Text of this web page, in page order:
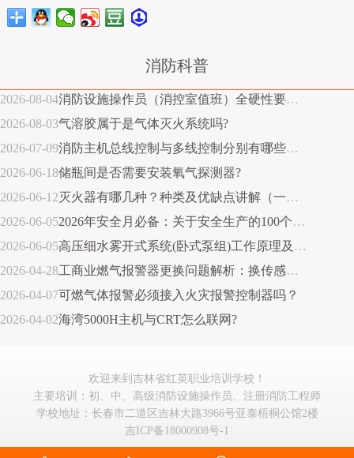
消防科普
2026-08-04消防设施操作员（消控室值班）全硬性要求指南
2026-08-03气溶胶属于是气体灭火系统吗?
2026-07-09消防主机总线控制与多线控制分别有哪些优缺点？
2026-06-18储瓶间是否需要安装氧气探测器?
2026-06-12灭火器有哪几种？种类及优缺点讲解（一张图说明）
2026-06-052026年安全月必备：关于安全生产的100个常识
2026-06-05高压细水雾开式系统(卧式泵组)工作原理及灭火流程详解
2026-04-28工商业燃气报警器更换问题解析：换传感器还是换整机?
2026-04-07可燃气体报警必须接入火灾报警控制器吗？
2026-04-02海湾5000H主机与CRT怎么联网?
欢迎来到吉林省红英职业培训学校！
主要培训：初、中、高级消防设施操作员、注册消防工程师
学校地址：长春市二道区吉林大路3966号亚泰梧桐公馆2楼
吉ICP备18000908号-1